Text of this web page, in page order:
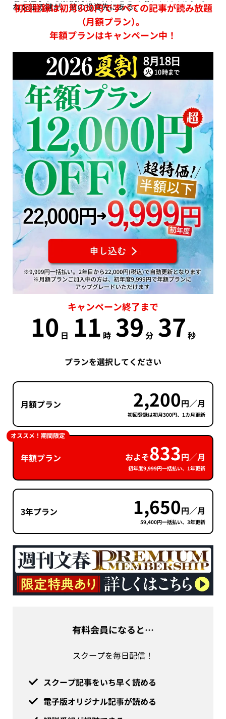
れを知る鍵が、彼の投資先にある。
初回登録は初月300円ですべての記事が読み放題
（月額プラン）。
年額プランはキャンペーン中！
キャンペーン終了まで
10 日 11 時 39 分 37 秒
プランを選択してください
月額プラン 2,200円／月
初回登録は初月300円、1カ月更新
年額プラン およそ833円／月
初年度9,999円一括払い、1年更新
オススメ！期間限定
3年プラン 1,650円／月
59,400円一括払い、3年更新
有料会員になると…
スクープを毎日配信！
スクープ記事をいち早く読める
電子版オリジナル記事が読める